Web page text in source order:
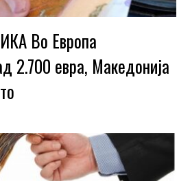
Во Европа
2.700 евра, Македонија